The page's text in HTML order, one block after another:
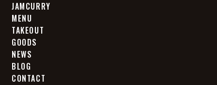
JAMCURRY
MENU
TAKEOUT
GOODS
NEWS
BLOG
CONTACT